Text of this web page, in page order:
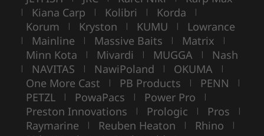
| Kiana Carp | Kolibri | Korda |
Korum | Kryston | KUMU | Lowrance
| Mainline | Massive Baits | Matrix |
Minn Kota | Mivardi | MUGGA | Nash
| NAVITAS | NawiPoland | OKUMA |
One More Cast | PB Products | PENN |
PETZL | PowaPacs | Power Pro |
Preston Innovations | Prologic | Pros |
Raymarine | Reuben Heaton | Rhino |